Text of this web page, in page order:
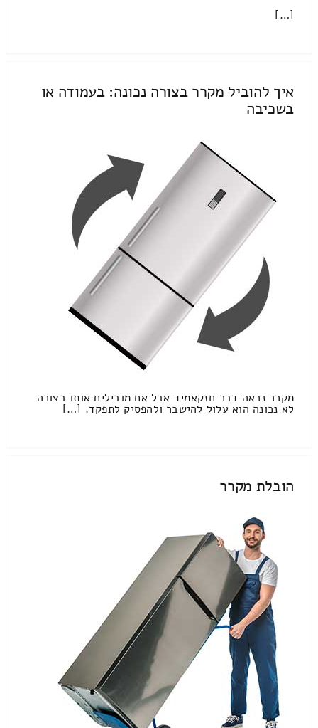
[…]
איך להוביל מקרר בצורה נכונה: בעמודה או
בשכיבה
מקרר נראה דבר חזקאמיד אבל אם מובילים אותו בצורה
לא נכונה הוא עלול להישבר ולהפסיק לתפקד. […]
הובלת מקרר